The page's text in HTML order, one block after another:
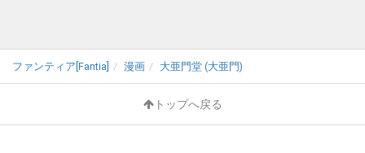
ファンティア[Fantia] 漫画 大亜門堂 (大亜門)
トップへ戻る